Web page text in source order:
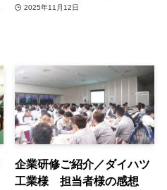
2025年11月12日
企業研修ご紹介／ダイハツ
工業様 担当者様の感想